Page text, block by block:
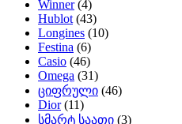
Winner (4)
Hublot (43)
Longines (10)
Festina (6)
Casio (46)
Omega (31)
ციფრული (46)
Dior (11)
სმარტ საათი (3)